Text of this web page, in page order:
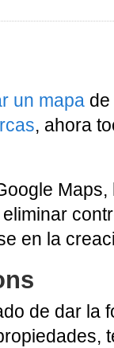
un mapa
, ahora
en la
de dar la